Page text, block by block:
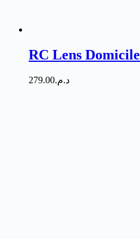
RC Lens Domicile
د.م.279.00